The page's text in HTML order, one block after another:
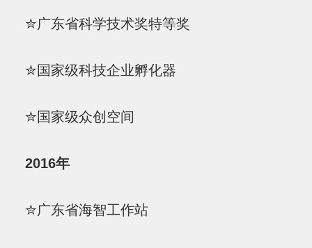
✮广东省科学技术奖特等奖
✮国家级科技企业孵化器
✮国家级众创空间
2016年
✮广东省海智工作站